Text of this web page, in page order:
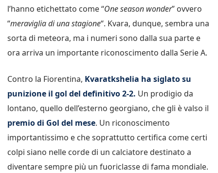
l’hanno etichettato come “One season wonder” ovvero
“meraviglia di una stagione“. Kvara, dunque, sembra una
sorta di meteora, ma i numeri sono dalla sua parte e
ora arriva un importante riconoscimento dalla Serie A.
Contro la Fiorentina, Kvaratkshelia ha siglato su
punizione il gol del definitivo 2-2. Un prodigio da
lontano, quello dell’esterno georgiano, che gli è valso il
premio di Gol del mese. Un riconoscimento
importantissimo e che soprattutto certifica come certi
colpi siano nelle corde di un calciatore destinato a
diventare sempre più un fuoriclasse di fama mondiale.